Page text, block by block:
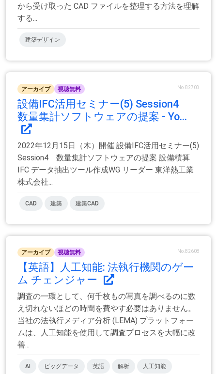
から受け取った CAD ファイルを整理する方法を理解
する...
建築デザイン
アーカイブ 視聴無料 No.82703
設備IFC活用セミナー(5) Session4
数量集計ソフトウェアの提案 - Yo...
2022年12月15日（木）開催 設備IFC活用セミナー(5)
Session4 数量集計ソフトウェアの提案 設備積算
IFC データ抽出ツール作成WG リーダー 東洋熱工業
株式会社...
CAD 建築 建築CAD
アーカイブ 視聴無料 No.82608
【英語】人工知能: 法執行機関のゲー
ム チェンジャー
調査の一環として、何千枚もの写真を調べるのに数
え切れないほどの時間を費やす必要はありません。
当社の法執行メディア分析 (LEMA) プラットフォー
ムは、人工知能を使用して調査プロセスを大幅に改
善...
AI ビッグデータ 英語 解析 人工知能